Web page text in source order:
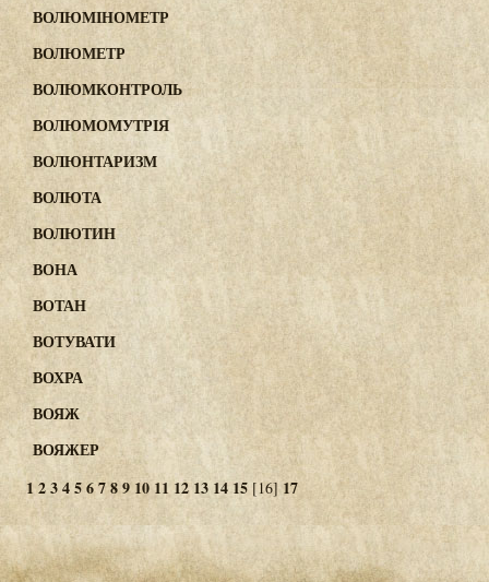
ВОЛЮМІНОМЕТР
ВОЛЮМЕТР
ВОЛЮМКОНТРОЛЬ
ВОЛЮМОМУТРІЯ
ВОЛЮНТАРИЗМ
ВОЛЮТА
ВОЛЮТИН
ВОНА
ВОТАН
ВОТУВАТИ
ВОХРА
ВОЯЖ
ВОЯЖЕР
123456789 10 11 12 13 1415 [16] 17